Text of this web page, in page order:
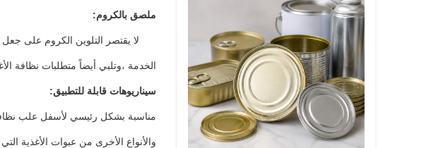
ملصق بالكروم:
لا يقتصر التلوين الكروم على
الخدمة ،وتلبي أيضاً متطلبات نظافة
سيناريوهات قابلة للتطبيق:
مناسبة بشكل رئيسي لأسفل علب
والأنواع الأخرى من عبوات الأغذية